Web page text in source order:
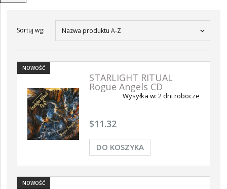
Sortuj wg: Nazwa produktu A-Z
STARLIGHT RITUAL
Rogue Angels CD
Wysyłka w: 2 dni robocze
$11.32
DO KOSZYKA
NOWOŚĆ
NOWOŚĆ